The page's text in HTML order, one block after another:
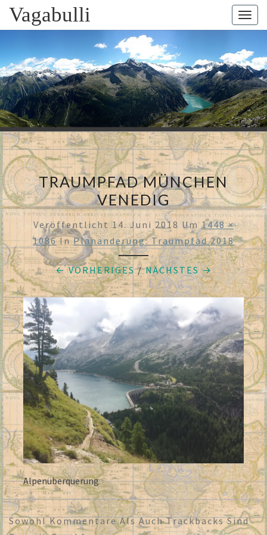
SkipVagabulli
Mit Dem
Bulli Um
Die Welt:
Ein Jahr
Auf
Weltreise
TRAUMPFAD MÜNCHEN
VENEDIG
Veröffentlicht 14. Juni 2018Um1448 ×
1086InPlanänderung: Traumpfad 2018
← VORHERIGES/NÄCHSTES →
Alpenüberquerung
Sowohl Kommentare Als Auch Trackbacks Sind